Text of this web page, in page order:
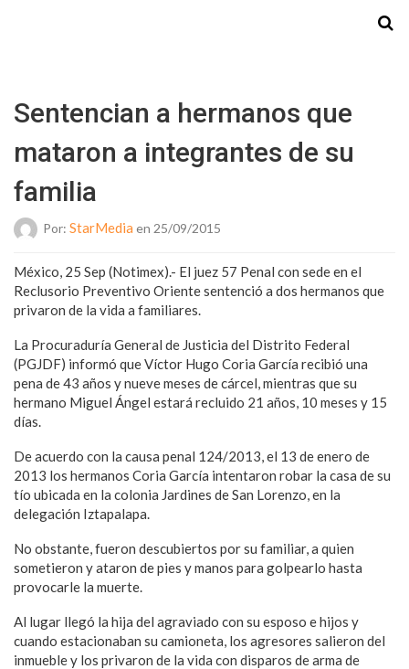
Sentencian a hermanos que
mataron a integrantes de su
familia
Por: StarMedia en 25/09/2015
México, 25 Sep (Notimex).- El juez 57 Penal con sede en el
Reclusorio Preventivo Oriente sentenció a dos hermanos que
privaron de la vida a familiares.
La Procuraduría General de Justicia del Distrito Federal
(PGJDF) informó que Víctor Hugo Coria García recibió una
pena de 43 años y nueve meses de cárcel, mientras que su
hermano Miguel Ángel estará recluido 21 años, 10 meses y 15
días.
De acuerdo con la causa penal 124/2013, el 13 de enero de
2013 los hermanos Coria García intentaron robar la casa de su
tío ubicada en la colonia Jardines de San Lorenzo, en la
delegación Iztapalapa.
No obstante, fueron descubiertos por su familiar, a quien
sometieron y ataron de pies y manos para golpearlo hasta
provocarle la muerte.
Al lugar llegó la hija del agraviado con su esposo e hijos y
cuando estacionaban su camioneta, los agresores salieron del
inmueble y los privaron de la vida con disparos de arma de